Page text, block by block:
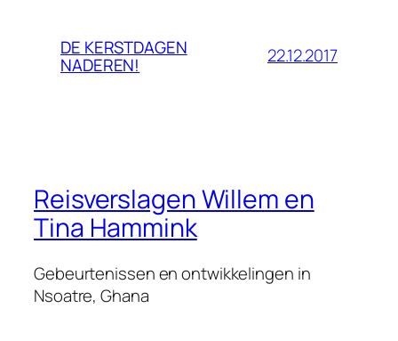
DE KERSTDAGEN
NADEREN! 22.12.2017
Reisverslagen Willem en
Tina Hammink
Gebeurtenissen en ontwikkelingen in
Nsoatre, Ghana